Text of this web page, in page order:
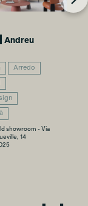
Andreu
Arredo
showroom - Via
14